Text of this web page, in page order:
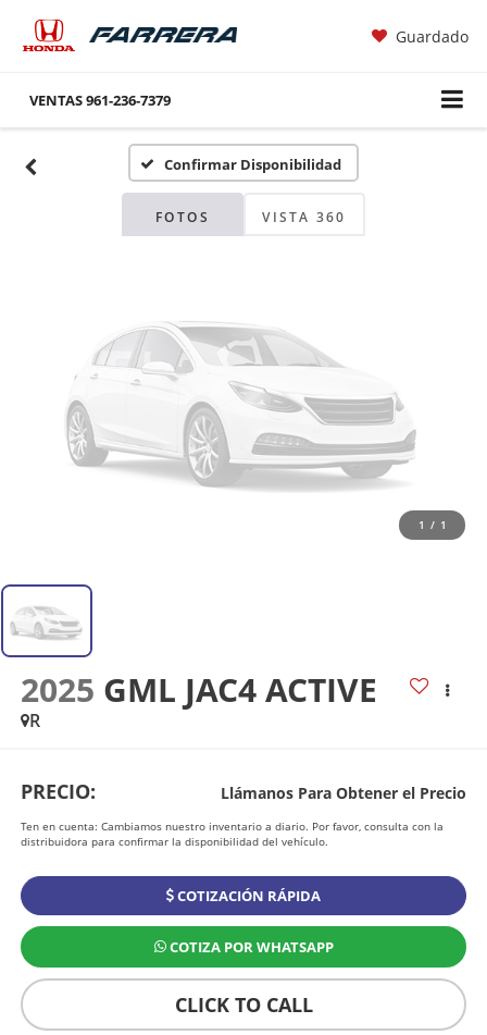
Guardado
VENTAS961-236-7379
Confirmar Disponibilidad
FOTOS VISTA 360
Fotos No
Disponibles
Por favor, revise luego
1 / 1
2025 GML JAC4 ACTIVE
R
PRECIO: Llámanos Para Obtener el Precio
Ten en cuenta: Cambiamos nuestro inventario a diario. Por favor, consulta con la
distribuidora para confirmar la disponibilidad del vehículo.
COTIZACIÓN RÁPIDA
COTIZA POR WHATSAPP
CLICK TO CALL